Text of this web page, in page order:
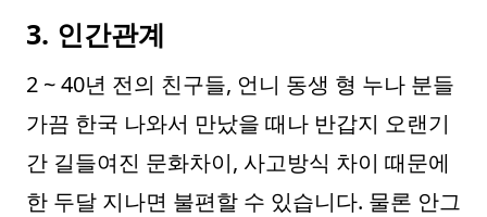
3. 인간관계
2 ~ 40년 전의 친구들, 언니 동생 형 누나 분들
가끔 한국 나와서 만났을 때나 반갑지 오랜기
간 길들여진 문화차이, 사고방식 차이 때문에
한 두달 지나면 불편할 수 있습니다. 물론 안그